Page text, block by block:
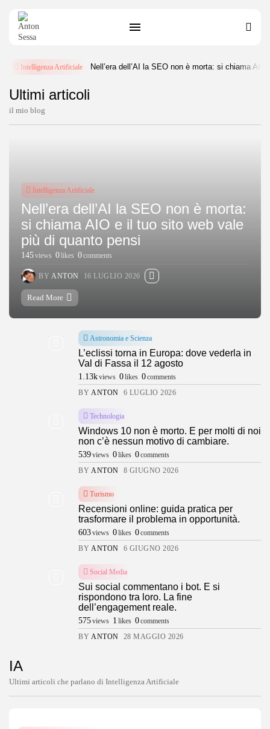
Intelligenza Artificiale Nell’era dell’AI la SEO non è morta: si chiama
Ultimi articoli
il mio blog
Intelligenza Artificiale
Nell’era dell’AI la SEO non è morta:
si chiama AIO e il tuo sito web vale
più di quanto pensi
145views 0likes 0comments
BY ANTON 16 LUGLIO 2026
Read More
Astronomia e Scienza
L’eclissi torna in Europa: dove vederla in
Val di Fassa il 12 agosto
1.13kviews 0likes 0comments
BY ANTON 6 LUGLIO 2026
Technologia
Windows 10 non è morto. E per molti di noi
non c’è nessun motivo di cambiare.
539views 0likes 0comments
BY ANTON 8 GIUGNO 2026
Turismo
Recensioni online: guida pratica per
trasformare il problema in opportunità.
603views 0likes 0comments
BY ANTON 6 GIUGNO 2026
Social Media
Sui social commentano i bot. E si
rispondono tra loro. La fine
dell’engagement reale.
575views 1 likes 0comments
BY ANTON 28 MAGGIO 2026
IA
Ultimi articoli che parlano di Intelligenza Artificiale